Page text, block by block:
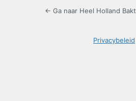
← Ga naar Heel Holland Bakt
Privacybeleid